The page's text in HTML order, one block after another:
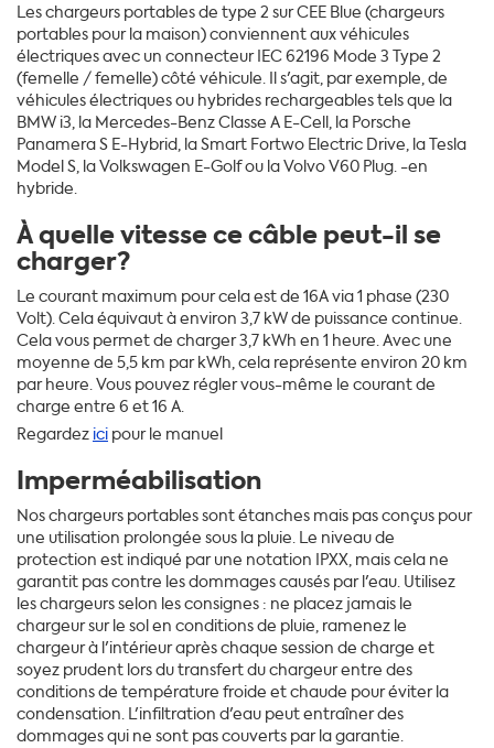
Les chargeurs portables de type 2 sur CEE Blue (chargeurs
portables pour la maison) conviennent aux véhicules
électriques avec un connecteur IEC 62196 Mode 3 Type 2
(femelle / femelle) côté véhicule. Il s'agit, par exemple, de
véhicules électriques ou hybrides rechargeables tels que la
BMW i3, la Mercedes-Benz Classe A E-Cell, la Porsche
Panamera S E-Hybrid, la Smart Fortwo Electric Drive, la Tesla
Model S, la Volkswagen E-Golf ou la Volvo V60 Plug. -en
hybride.
À quelle vitesse ce câble peut-il se
charger?
Le courant maximum pour cela est de 16A via 1 phase (230
Volt). Cela équivaut à environ 3,7 kW de puissance continue.
Cela vous permet de charger 3,7 kWh en 1 heure. Avec une
moyenne de 5,5 km par kWh, cela représente environ 20 km
par heure. Vous pouvez régler vous-même le courant de
charge entre 6 et 16 A.
Regardezici pour le manuel
Imperméabilisation
Nos chargeurs portables sont étanches mais pas conçus pour
une utilisation prolongée sous la pluie. Le niveau de
protection est indiqué par une notation IPXX, mais cela ne
garantit pas contre les dommages causés par l'eau. Utilisez
les chargeurs selon les consignes : ne placez jamais le
chargeur sur le sol en conditions de pluie, ramenez le
chargeur à l'intérieur après chaque session de charge et
soyez prudent lors du transfert du chargeur entre des
conditions de température froide et chaude pour éviter la
condensation. L'infiltration d'eau peut entraîner des
dommages qui ne sont pas couverts par la garantie.